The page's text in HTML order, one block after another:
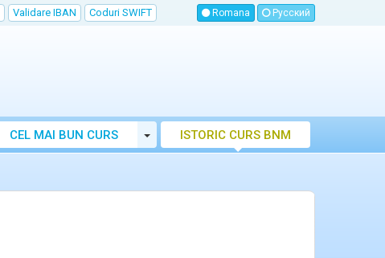
Validare IBAN Coduri SWIFT Romana Русский
CEL MAI BUN CURS
VALUTAR MOLDOVA
Toggle Dropdown
ISTORIC CURS BNM